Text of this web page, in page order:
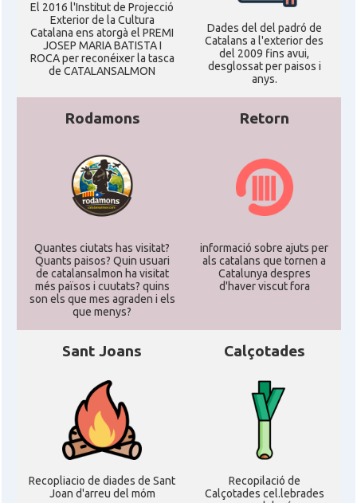
El 2016 l'Institut de Projecció
Exterior de la Cultura
Catalana ens atorgà el PREMI
JOSEP MARIA BATISTA I
ROCA per reconéixer la tasca
de CATALANSALMON
Dades del del padró de
Catalans a l'exterior des
del 2009 fins avui,
desglossat per paisos i
anys.
Rodamons
Quantes ciutats has visitat?
Quants paisos? Quin usuari
de catalansalmon ha visitat
més països i cuutats? quins
son els que mes agraden i els
que menys?
Retorn
informació sobre ajuts per
als catalans que tornen a
Catalunya despres
d'haver viscut fora
Sant Joans
Recopliacio de diades de Sant
Joan d'arreu del móm
Calçotades
Recopilació de
Calçotades cel.lebrades